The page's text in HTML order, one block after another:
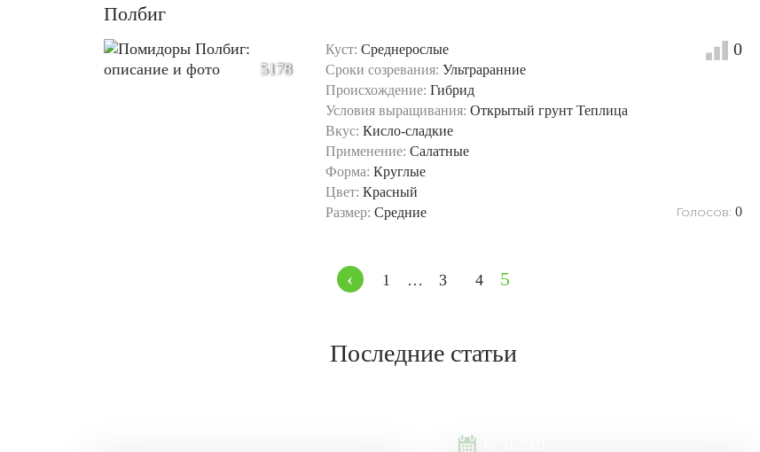
Полбиг
5178
Куст: Среднерослые
Сроки созревания: Ультраранние
Происхождение: Гибрид
Условия выращивания: Открытый грунт Теплица
Вкус: Кисло-сладкие
Применение: Салатные
Форма: Круглые
Цвет: Красный
Размер: Средние
0
Голосов: 0
‹ 1 … 3 4 5
Последние статьи